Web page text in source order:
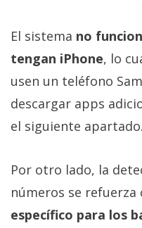
El sistema no
tengan iPhone, lo
usen un teléfono
descargar apps
el siguiente apartado.
Por otro lado, la
números se refuerza
específico para los